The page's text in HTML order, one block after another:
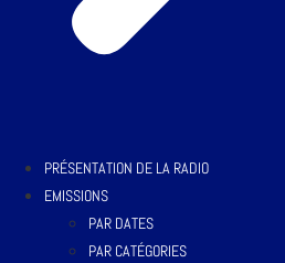
PRÉSENTATION DE LA RADIO
EMISSIONS
PAR DATES
PAR CATÉGORIES